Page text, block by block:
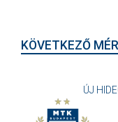
KÖVETKEZŐ
ÚJ